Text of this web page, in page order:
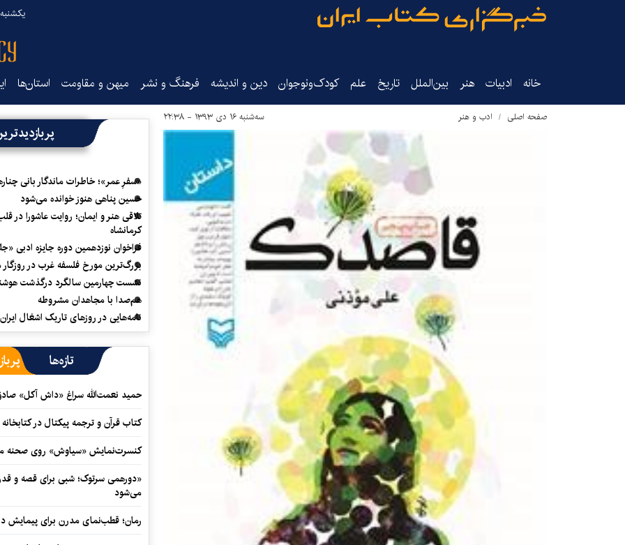
یکشنبه ۱۸ مرداد
خانه ادبیات هنر بین‌الملل تاریخ‌ علم کودک‌ونوجوان دین و اندیشه فرهنگ و نشر میهن و مقاومت استان‌ها
صفحه اصلی ادب و هنر سه‌شنبه ۱۶ دی ۱۳۹۳ - ۲۲:۳۸
«سفرِ عمر»؛ خاطرات ماندگار بانی
حسین پناهی هنوز خوانده می‌شود
تلاقی هنر و ایمان؛ روایت عاشورا در
کرمانشاه
فراخوان نوزدهمین دوره جایزه ادبی
بزرگ‌ترین مورخ فلسفه غرب در روزگار
نشست چهارمین سالگرد درگذشت
هم‌صدا با مجاهدان مشروطه
نامه‌هایی در روزهای تاریک اشغال ایران
تازه‌ها
حمید نعمت‌‏الله سراغ «داش آکل»
کتاب قرآن و ترجمه پیکتال در
کنسرت‌نمایش «سیاوش» روی صحنه
«دورهمی سرتوک؛ شبی برای قصه و
می‌شود
رمان؛ قطب‌نمای مدرن برای پیمایش